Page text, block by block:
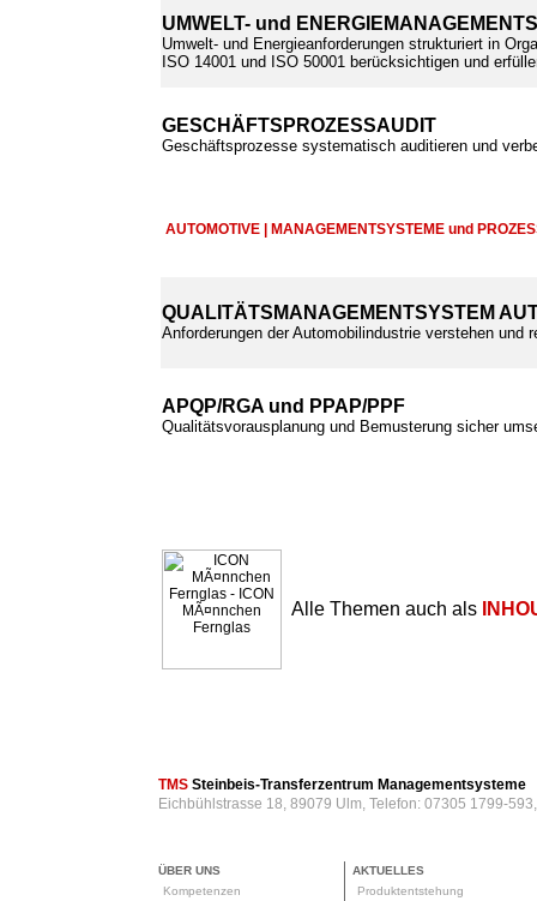
UMWELT- und
Umwelt- und Energieanforderungen strukturiert in
ISO 14001 und ISO 50001 berücksichtigen und
GESCHÄFTSPROZESSAUDIT
Geschäftsprozesse systematisch auditieren und
AUTOMOTIVE | MANAGEMENTSYSTEME und
QUALITÄTSMANAGEMENTSYSTEM
Anforderungen der Automobilindustrie verstehen und
APQP/RGA und PPAP/PPF
Qualitätsvorausplanung und Bemusterung sicher
Alle Themen auch als
TMS Steinbeis-Transferzentrum Managementsysteme
Eichbühlstrasse 18, 89079 Ulm, Telefon: 07305 1799-
ÜBER UNS
Kompetenzen
AKTUELLES
Produktentstehung